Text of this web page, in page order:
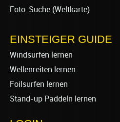
Foto-Suche (Weltkarte)
EINSTEIGER GUIDE
Windsurfen lernen
Wellenreiten lernen
Foilsurfen lernen
Stand-up Paddeln lernen